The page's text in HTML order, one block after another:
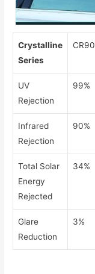
Crystalline
Series
CR90
UV
Rejection
99%
Infrared
Rejection
90%
Total Solar
Energy
Rejected
34%
Glare
Reduction
3%